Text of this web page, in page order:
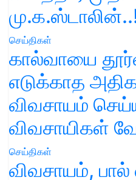
செய்திகள்
கால்வாயை
எடுக்காத
விவசாயம்
விவசாயிகள்
செய்திகள்
விவசாயம்,